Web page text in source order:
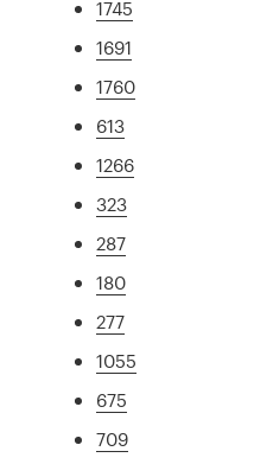
1745
1691
1760
613
1266
323
287
180
277
1055
675
709